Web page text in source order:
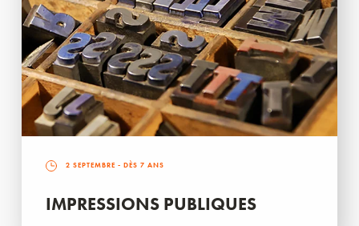
2 SEPTEMBRE - DÈS 7 ANS
IMPRESSIONS PUBLIQUES